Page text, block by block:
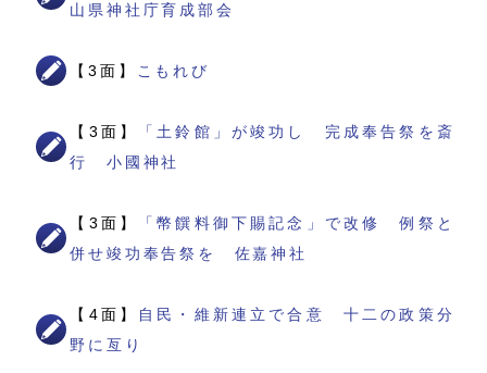
山県神社庁育成部会
【3面】 こもれび
【3面】
「土鈴館」が竣功し 完成奉告祭を斎
行 小國神社
【3面】
「幣饌料御下賜記念」で改修 例祭と
併せ竣功奉告祭を 佐嘉神社
【4面】
自民・維新連立で合意 十二の政策分
野に亙り